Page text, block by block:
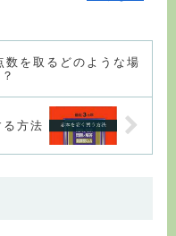
を取るどのような場
方法